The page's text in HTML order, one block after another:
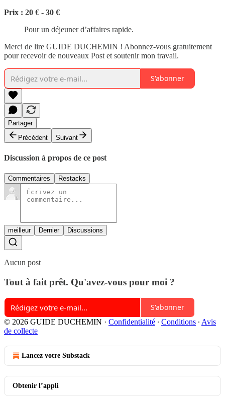
Prix : 20 € - 30 €
Pour un déjeuner d’affaires rapide.
Merci de lire GUIDE DUCHEMIN ! Abonnez-vous gratuitement
pour recevoir de nouveaux Post et soutenir mon travail.
S'abonner
Partager
Précédent
Suivant
Discussion à propos de ce post
Commentaires Restacks
meilleur Dernier Discussions
Aucun post
Tout à fait prêt. Qu'avez-vous pour moi ?
S'abonner
© 2026 GUIDE DUCHEMIN · Confidentialité ∙ Conditions ∙ Avis
de collecte
Lancez votre Substack
Obtenir l’appli